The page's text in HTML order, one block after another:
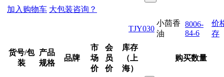
加入购物车 大包装咨询？
TJY030
小茴香
油
8006-
84-6
价
存
货号/包
装
产品
规格
品牌
市
场
价
会
员
价
库存
（上
海）
购买数量